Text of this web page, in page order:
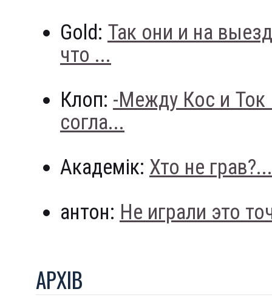
Gold: Так они и на
что ...
Клоп: -Между Кос и
согла...
Академік: Хто не грав?...
антон: Не играли это
АРХIВ